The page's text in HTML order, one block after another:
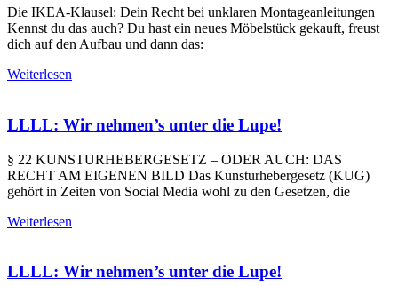
Die IKEA-Klausel: Dein Recht bei unklaren Montageanleitungen
Kennst du das auch? Du hast ein neues Möbelstück gekauft, freust
dich auf den Aufbau und dann das:
Weiterlesen
LLLL: Wir nehmen’s unter die Lupe!
§ 22 KUNSTURHEBERGESETZ – ODER AUCH: DAS
RECHT AM EIGENEN BILD Das Kunsturhebergesetz (KUG)
gehört in Zeiten von Social Media wohl zu den Gesetzen, die
Weiterlesen
LLLL: Wir nehmen’s unter die Lupe!